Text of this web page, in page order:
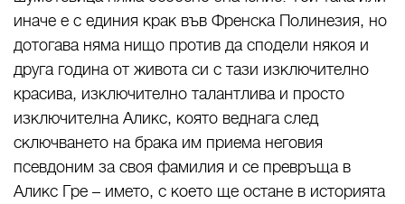
иначе е с единия крак във Френска Полинезия, но
дотогава няма нищо против да сподели някоя и
друга година от живота си с тази изключително
красива, изключително талантлива и просто
изключителна Аликс, която веднага след
сключването на брака им приема неговия
псевдоним за своя фамилия и се превръща в
Аликс Гре – името, с което ще остане в историята